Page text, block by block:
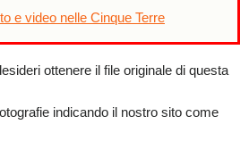
e video nelle Cinque Terre
ottenere il file originale di questa
indicando il nostro sito come